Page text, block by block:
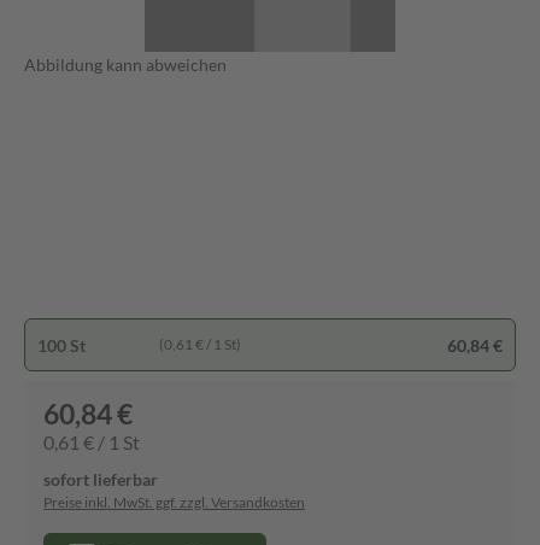
Abbildung kann abweichen
100 St (0,61 € / 1 St) 60,84 €
60,84 €
0,61 € / 1 St
sofort lieferbar
Preise inkl. MwSt. ggf. zzgl. Versandkosten